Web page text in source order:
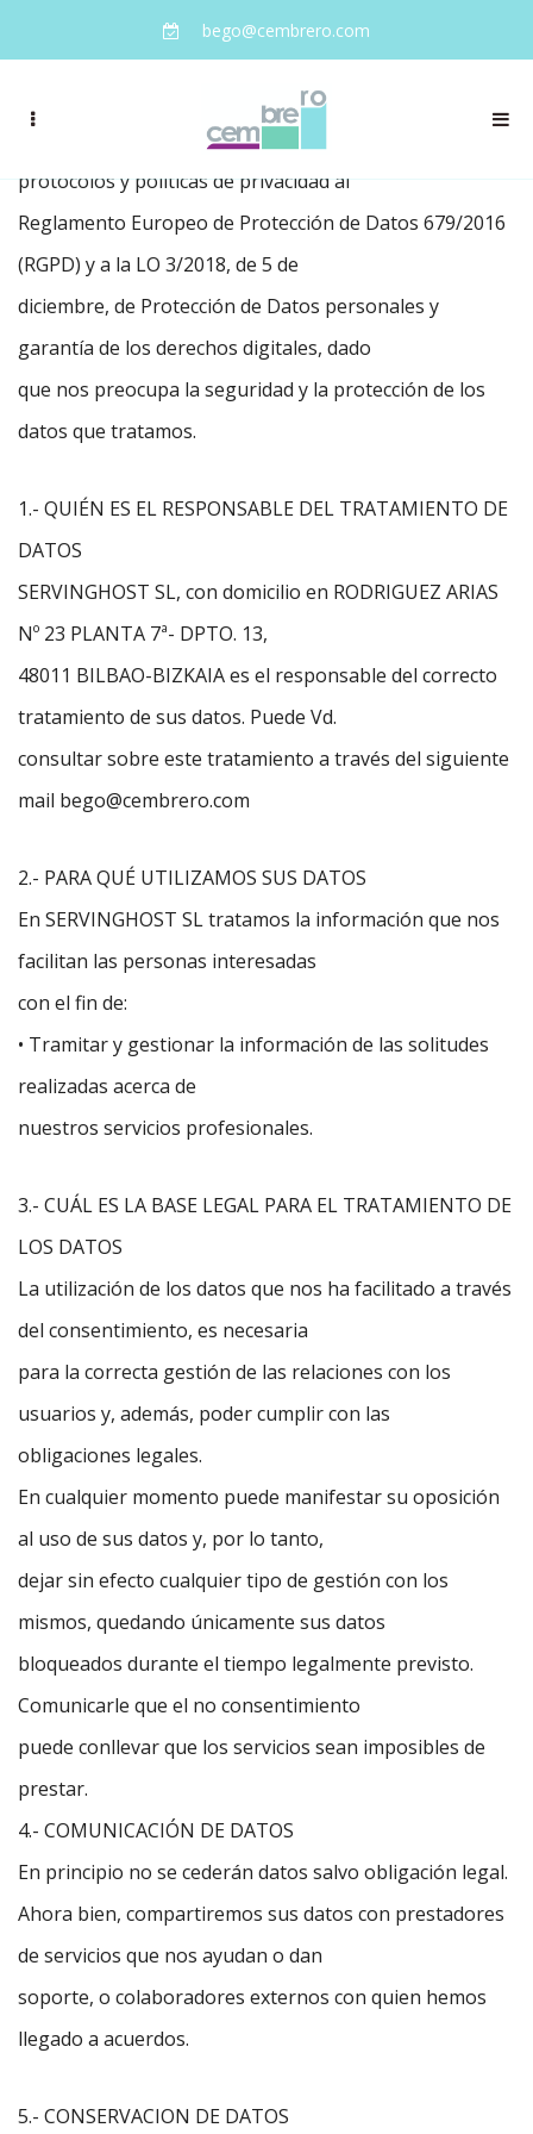
bego@cembrero.com
En nuestra Entidad, hemos adaptado nuestros
protocolos y políticas de privacidad al
Reglamento Europeo de Protección de Datos 679/2016
(RGPD) y a la LO 3/2018, de 5 de
diciembre, de Protección de Datos personales y
garantía de los derechos digitales, dado
que nos preocupa la seguridad y la protección de los
datos que tratamos.
1.- QUIÉN ES EL RESPONSABLE DEL TRATAMIENTO DE
DATOS
SERVINGHOST SL, con domicilio en RODRIGUEZ ARIAS
Nº 23 PLANTA 7ª- DPTO. 13,
48011 BILBAO-BIZKAIA es el responsable del correcto
tratamiento de sus datos. Puede Vd.
consultar sobre este tratamiento a través del siguiente
mail bego@cembrero.com
2.- PARA QUÉ UTILIZAMOS SUS DATOS
En SERVINGHOST SL tratamos la información que nos
facilitan las personas interesadas
con el fin de:
• Tramitar y gestionar la información de las solitudes
realizadas acerca de
nuestros servicios profesionales.
3.- CUÁL ES LA BASE LEGAL PARA EL TRATAMIENTO DE
LOS DATOS
La utilización de los datos que nos ha facilitado a través
del consentimiento, es necesaria
para la correcta gestión de las relaciones con los
usuarios y, además, poder cumplir con las
obligaciones legales.
En cualquier momento puede manifestar su oposición
al uso de sus datos y, por lo tanto,
dejar sin efecto cualquier tipo de gestión con los
mismos, quedando únicamente sus datos
bloqueados durante el tiempo legalmente previsto.
Comunicarle que el no consentimiento
puede conllevar que los servicios sean imposibles de
prestar.
4.- COMUNICACIÓN DE DATOS
En principio no se cederán datos salvo obligación legal.
Ahora bien, compartiremos sus datos con prestadores
de servicios que nos ayudan o dan
soporte, o colaboradores externos con quien hemos
llegado a acuerdos.
5.- CONSERVACION DE DATOS